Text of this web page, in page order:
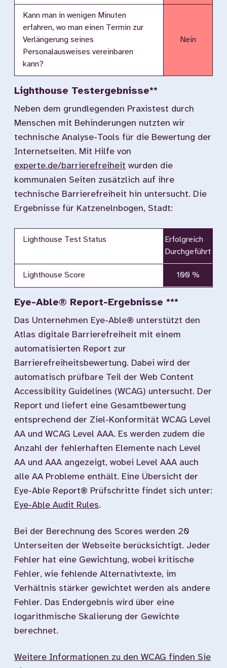
Kann man in wenigen Minuten
erfahren, wo man einen Termin zur
Verlängerung seines
Personalausweises vereinbaren
kann?
Nein
Lighthouse Testergebnisse**
Neben dem grundlegenden Praxistest durch
Menschen mit Behinderungen nutzten wir
technische Analyse-Tools für die Bewertung der
Internetseiten. Mit Hilfe von
experte.de/barrierefreiheit wurden die
kommunalen Seiten zusätzlich auf ihre
technische Barrierefreiheit hin untersucht. Die
Ergebnisse für Katzenelnbogen, Stadt:
Lighthouse Test Status
Erfolgreich
Durchgeführt
Lighthouse Score 100 %
Eye-Able® Report-Ergebnisse ***
Das Unternehmen Eye-Able® unterstützt den
Atlas digitale Barrierefreiheit mit einem
automatisierten Report zur
Barrierefreiheitsbewertung. Dabei wird der
automatisch prüfbare Teil der Web Content
Accessibility Guidelines (WCAG) untersucht. Der
Report und liefert eine Gesamtbewertung
entsprechend der Ziel-Konformität WCAG Level
AA und WCAG Level AAA. Es werden zudem die
Anzahl der fehlerhaften Elemente nach Level
AA und AAA angezeigt, wobei Level AAA auch
alle AA Probleme enthält. Eine Übersicht der
Eye-Able Report® Prüfschritte findet sich unter:
Eye-Able Audit Rules.
Bei der Berechnung des Scores werden 20
Unterseiten der Webseite berücksichtigt. Jeder
Fehler hat eine Gewichtung, wobei kritische
Fehler, wie fehlende Alternativtexte, im
Verhältnis stärker gewichtet werden als andere
Fehler. Das Endergebnis wird über eine
logarithmische Skalierung der Gewichte
berechnet.
Weitere Informationen zu den WCAG finden Sie